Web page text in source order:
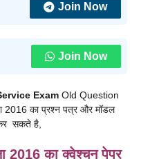
Join Now
Join Now
Exam Old Question
2016 का प्रश्न पत्र और मॉडल
सकते है,
2016 का क्वेश्चन पेपर